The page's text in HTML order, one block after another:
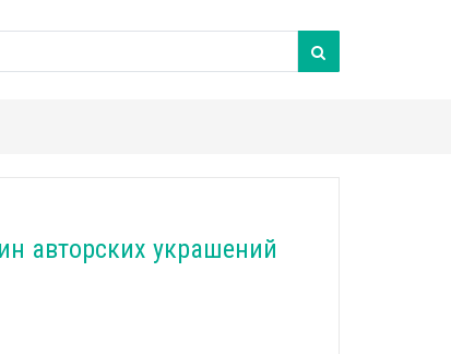
авторских украшений